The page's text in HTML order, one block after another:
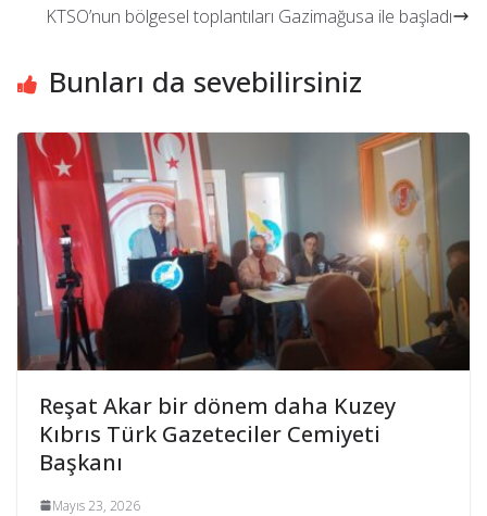
KTSO’nun bölgesel toplantıları Gazimağusa ile başladı
Bunları da sevebilirsiniz
Reşat Akar bir dönem daha Kuzey
Kıbrıs Türk Gazeteciler Cemiyeti
Başkanı
Mayıs 23, 2026